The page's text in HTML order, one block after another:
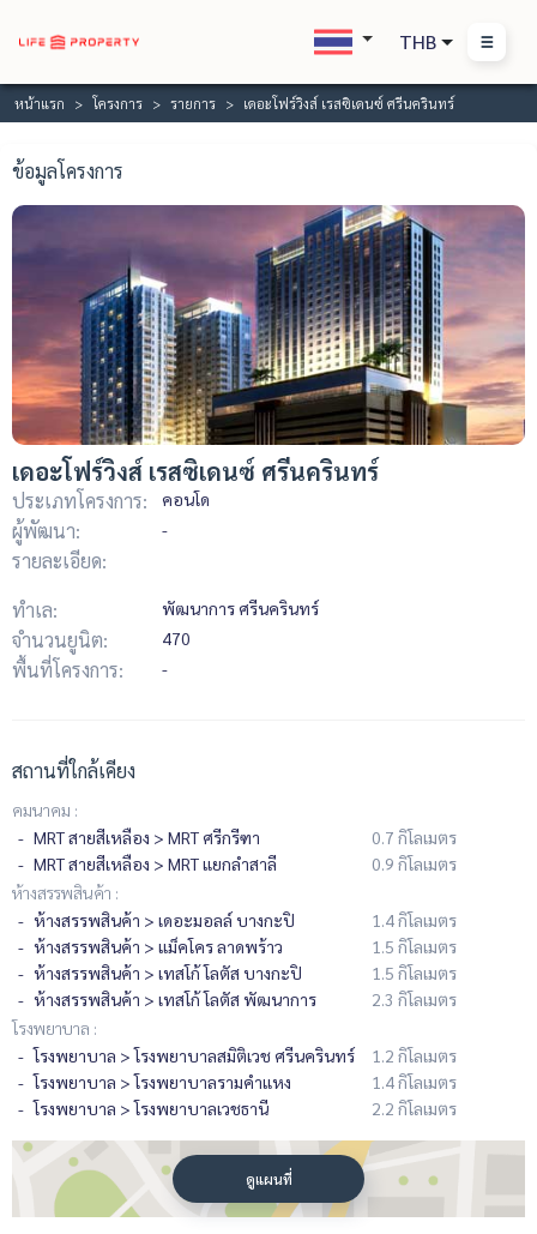
THB
หน้าแรก โครงการ รายการ เดอะโฟร์วิงส์ เรสซิเดนซ์ ศรีนครินทร์
ข้อมูลโครงการ
เดอะโฟร์วิงส์ เรสซิเดนซ์ ศรีนครินทร์
ประเภทโครงการ: คอนโด
ผู้พัฒนา: -
รายละเอียด:
ทำเล:
พัฒนาการ ศรีนครินทร์
จำนวนยูนิต: 470
พื้นที่โครงการ: -
สถานที่ใกล้เคียง
คมนาคม :
MRT สายสีเหลือง > MRT ศรีกรีฑา
0.7 กิโลเมตร
MRT สายสีเหลือง > MRT แยกลำสาลี
0.9 กิโลเมตร
ห้างสรรพสินค้า :
ห้างสรรพสินค้า > เดอะมอลล์ บางกะปิ
1.4 กิโลเมตร
ห้างสรรพสินค้า > แม็คโคร ลาดพร้าว
1.5 กิโลเมตร
ห้างสรรพสินค้า > เทสโก้ โลตัส บางกะปิ
1.5 กิโลเมตร
ห้างสรรพสินค้า > เทสโก้ โลตัส​ พัฒนาการ
2.3 กิโลเมตร
โรงพยาบาล :
โรงพยาบาล > โรงพยาบาลสมิติเวช ศรีนครินทร์
1.2 กิโลเมตร
โรงพยาบาล > โรงพยาบาลรามคำแหง
1.4 กิโลเมตร
โรงพยาบาล > โรงพยาบาลเวชธานี
2.2 กิโลเมตร
ดูแผนที่